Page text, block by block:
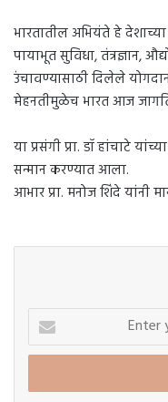
भारतातील अभियंते हे
पायाभूत सुविधा, तंत्रज्ञान,
उंचावण्यासाठी दिलेले
मेहनतीमुळेच भारत आज
या प्रसंगी प्रा. डॉ हांचाटे
सन्मान करण्यात आला.
आभार प्रा. मनोज शिंदे यांनी
Enter
your
Email